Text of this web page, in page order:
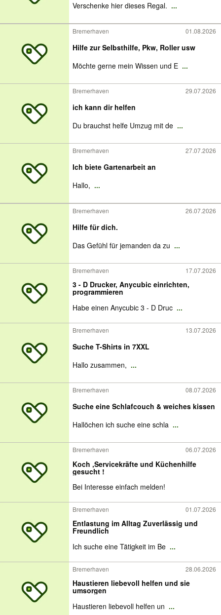
Verschenke hier dieses Regal. ...
Bremerhaven 01.08.2026
Hilfe zur Selbsthilfe, Pkw, Roller usw
Möchte gerne mein Wissen und E ...
Bremerhaven 29.07.2026
ich kann dir helfen
Du brauchst helfe Umzug mit de ...
Bremerhaven 27.07.2026
Ich biete Gartenarbeit an
Hallo, ...
Bremerhaven 26.07.2026
Hilfe für dich.
Das Gefühl für jemanden da zu ...
Bremerhaven 17.07.2026
3 - D Drucker, Anycubic einrichten,
programmieren
Habe einen Anycubic 3 - D Druc ...
Bremerhaven 13.07.2026
Suche T-Shirts in 7XXL
Hallo zusammen, ...
Bremerhaven 08.07.2026
Suche eine Schlafcouch & weiches kissen
Hallöchen ich suche eine schla ...
Bremerhaven 06.07.2026
Koch ,Servicekräfte und Küchenhilfe
gesucht !
Bei Interesse einfach melden!
Bremerhaven 01.07.2026
Entlastung im Alltag Zuverlässig und
Freundlich
Ich suche eine Tätigkeit im Be ...
Bremerhaven 28.06.2026
Haustieren liebevoll helfen und sie
umsorgen
Haustieren liebevoll helfen un ...